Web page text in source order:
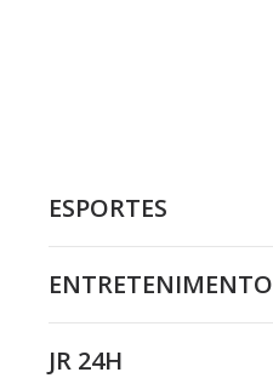
ESPORTES
ENTRETENIMENTO
JR 24H